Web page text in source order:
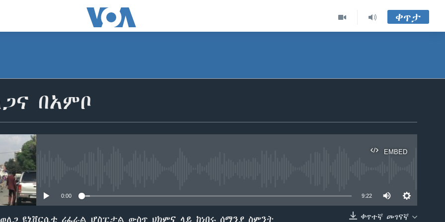
ቀጥታ
በአምቦ
EMBED
0:00 9:22
ቀጥተኛ መገናኛ
ዩኒቨርሲቲ ሪፈራል ሆስፒታል ውስጥ ህክምና ላይ ከነበሩ ሰማንያ ስምንት